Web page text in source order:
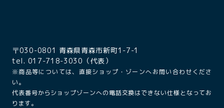
〒030-0801 青森県青森市新町1-7-1
tel. 017-718-3030（代表）
※商品等については、直接ショップ・ゾーンへお問い合わせくださ
い。
代表番号からショップゾーンへの電話交換はできない仕様となってお
ります。